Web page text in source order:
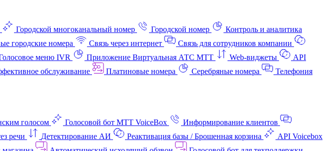
Городской многоканальный номер Городской номер
Контроль и аналитика
городские номера Связь через интернет
Связь для сотрудников компании
меню IVR Приложение Виртуальная АТС МТТ Web-виджеты
API
обслуживание Платиновые номера Серебряные номера
Телефония
голосом Голосовой бот МТТ VoiceBox
Информирование клиентов
речи Детектирование АИ Реактивация базы / Брошенная корзина
API Voicebox